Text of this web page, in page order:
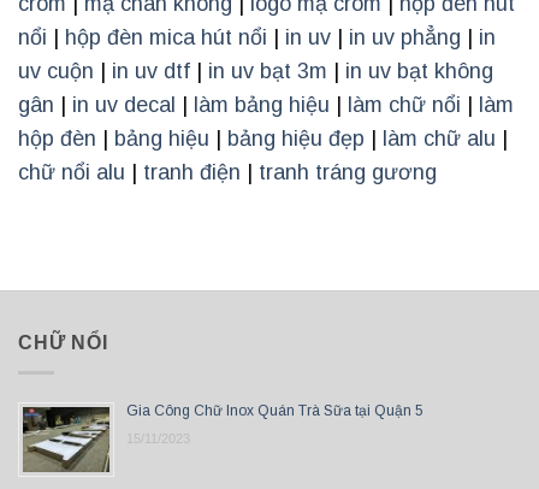
nổi
hộp đèn mica hút nổi in uv in uv phẳng
in
uv cuộn
in uv dtf in uv bạt 3m
in uv bạt không
gân
in uv decal làm bảng hiệu làm chữ nổi
làm
hộp đèn
bảng hiệu bảng hiệu đẹp làm chữ alu
chữ nổi alu
tranh điện tranh tráng gương
CHỮ NỔI
Gia Công Chữ Inox Quán Trà Sữa tại Quận 5
15/11/2023